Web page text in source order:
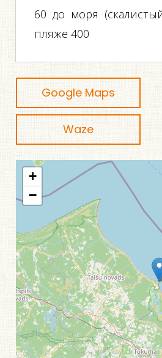
60 до моря
пляже 400
Google Maps
Waze
+
−